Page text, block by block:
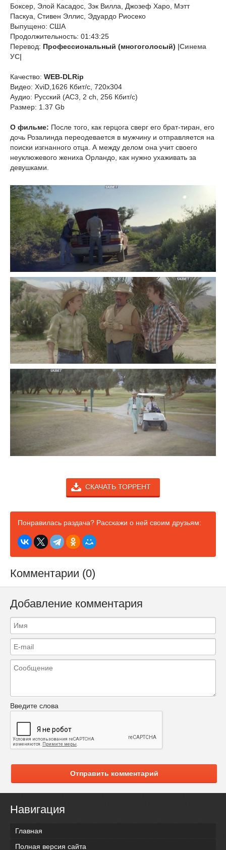
Боксер, Элой Касадос, Зэк Вилла, Джозеф Харо, Мэтт
Паскуа, Стивен Эллис, Эдуардо Риосеко
Выпущено: США
Продолжительность: 01:43:25
Перевод: Профессиональный (многоголосый) |Синема
УС|
Качество: WEB-DLRip
Видео: XviD,1626 Кбит/с, 720x304
Аудио: Русский (AC3, 2 ch, 256 Кбит/с)
Размер: 1.37 Gb
О фильме: После того, как герцога сверг его брат-тиран, его
дочь Розалинда переодевается в мужчину и отправляется на
поиски изгнанного отца. А между делом она учит своего
неуклюжевого жениха Орландо, как нужно ухаживать за
девушками.
СКАЧАТЬ ТОРРЕНТ
Понравилась раздача? Расскажи о ней своим друзьям:
Комментарии (0)
Добавление комментария
Введите слова
Отправить комментарий
Навигация
Главная
Полная версия сайта